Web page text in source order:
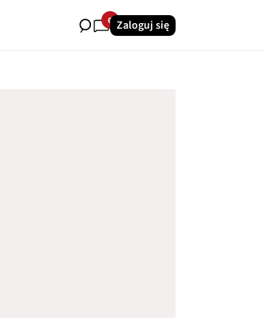
6 Zaloguj się